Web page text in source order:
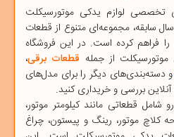
تخصصی لوازم یدکی موتورسیکلت
است که با تکیه بر بیش از ۳۰ سال سابقه، مجموعه‌ای متنوع از قطعات
را فراهم کرده است. در این فروشگاه
از جمله قطعات برقی،
و دسته‌بندی‌های دیگر را برای مدل‌های
بررسی و خریداری کنید.
شامل قطعاتی مانندکیلومتر موتور،
کلاچ موتور، رینگ و پیستون، چراغ